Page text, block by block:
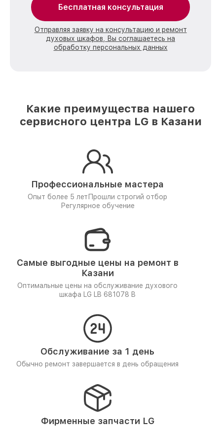
Бесплатная консультация
Отправляя заявку на консультацию и ремонт
духовых шкафов, Вы соглашаетесь на
обработку персональных данных
Какие преимущества нашего
сервисного центра LG в Казани
Профессиональные мастера
Опыт более 5 лет Прошли строгий отбор
Регулярное обучение
Самые выгодные цены на ремонт в
Казани
Оптимальные цены на обслуживание духового
шкафа LG LB 681078 B
Обслуживание за 1 день
Обычно ремонт завершается в день обращения
Фирменные запчасти LG